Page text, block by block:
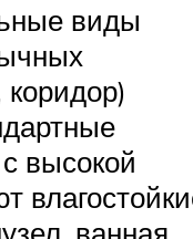
виды
высокой